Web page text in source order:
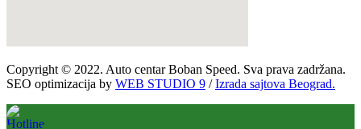
Copyright © 2022. Auto centar Boban Speed. Sva prava zadržana.
SEO optimizacija by WEB STUDIO 9 /Izrada sajtova Beograd.